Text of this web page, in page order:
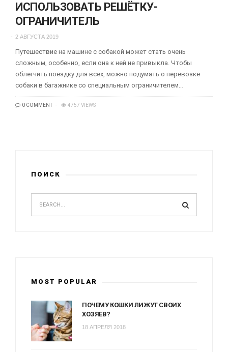
ИСПОЛЬЗОВАТЬ РЕШЁТКУ-
ОГРАНИЧИТЕЛЬ
2 АВГУСТА 2019
Путешествие на машине с собакой может стать очень
сложным, особенно, если она к ней не привыкла. Чтобы
облегчить поездку для всех, можно подумать о перевозке
собаки в багажнике со специальным ограничителем…
0 COMMENT 4757 VIEWS
ПОИСК
MOST POPULAR
ПОЧЕМУ КОШКИ ЛИЖУТ СВОИХ
ХОЗЯЕВ?
18 АПРЕЛЯ 2018